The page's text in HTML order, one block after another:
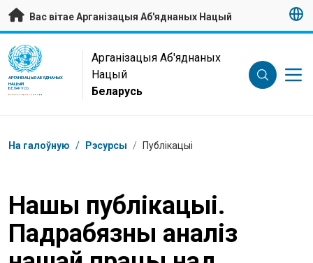
Да асноўнага зместу
Вас вітае Арганізацыя Аб'яднаных Нацый
UN Logo
АРГАНІЗАЦЫЯ АБ'ЯДНАНЫХ
НАЦЫЙ
БЕЛАРУСЬ
Арганізацыя Аб'яднаных
Нацый
Беларусь
Навігацыя
На галоўную / Рэсурсы / Публікацыі
Нашы публікацыі.
Падрабязны аналіз